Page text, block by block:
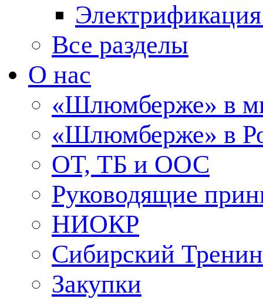
Все разделы
О нас
«Шлюмберже» в
«Шлюмберже» в
ОТ, ТБ и ООС
Руководящие
НИОКР
Сибирский
Закупки